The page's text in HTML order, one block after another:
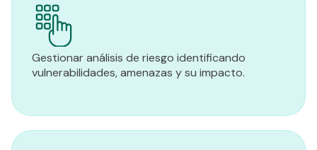
Gestionar análisis de riesgo identificando
vulnerabilidades, amenazas y su impacto.